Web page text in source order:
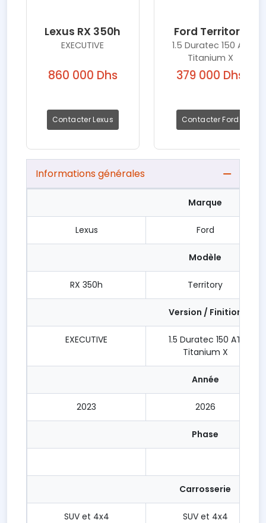
Lexus RX 350h
EXECUTIVE
860 000 Dhs
Contacter Lexus
Ford Territory
1.5 Duratec 150 AT
Titanium X
379 000 Dhs
Contacter Ford
Informations générales
Marque
Lexus Ford
Modèle
RX 350h Territory
Version / Finition
EXECUTIVE
1.5 Duratec 150 AT
Titanium X
Année
2023 2026
Phase
Carrosserie
SUV et 4x4 SUV et 4x4